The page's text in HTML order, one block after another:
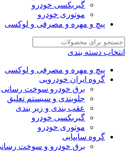
گیربکسی خودرو
موتوری خودرو
پیچ و مهره و مصرفی و لوکسی
انتخاب دسته بندی
پیچ و مهره و مصرفی و لوکسی
گروه ایران خودرویی
برق خودرو سوخت رسانی
جلوبندی و سیستم تعلیق
عقب بندی و زیر بندی
گیربکسی خودرو
موتوری خودرو
گروه سایپایی
برق خودرو و سوخت